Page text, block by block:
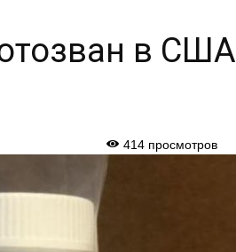
в США
414 просмотров